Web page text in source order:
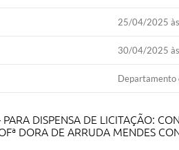
25/04/2025
30/04/2025
Departamento
DISPENSA DE LICITAÇÃO:
DORA DE ARRUDA MENDES